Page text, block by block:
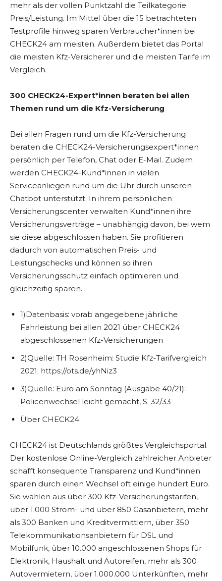
mehr als der vollen Punktzahl die Teilkategorie
Preis/Leistung. Im Mittel über die 15 betrachteten
Testprofile hinweg sparen Verbraucher*innen bei
CHECK24 am meisten. Außerdem bietet das Portal
die meisten Kfz-Versicherer und die meisten Tarife im
Vergleich.
300 CHECK24-Expert*innen beraten bei allen
Themen rund um die Kfz-Versicherung
Bei allen Fragen rund um die Kfz-Versicherung
beraten die CHECK24-Versicherungsexpert*innen
persönlich per Telefon, Chat oder E-Mail. Zudem
werden CHECK24-Kund*innen in vielen
Serviceanliegen rund um die Uhr durch unseren
Chatbot unterstützt. In ihrem persönlichen
Versicherungscenter verwalten Kund*innen ihre
Versicherungsverträge – unabhängig davon, bei wem
sie diese abgeschlossen haben. Sie profitieren
dadurch von automatischen Preis- und
Leistungschecks und können so ihren
Versicherungsschutz einfach optimieren und
gleichzeitig sparen.
1)Datenbasis: vorab angegebene jährliche
Fahrleistung bei allen 2021 über CHECK24
abgeschlossenen Kfz-Versicherungen
2)Quelle: TH Rosenheim: Studie Kfz-Tarifvergleich
2021; https://ots.de/yhNiz3
3)Quelle: Euro am Sonntag (Ausgabe 40/21):
Policenwechsel leicht gemacht, S. 32/33
Über CHECK24
CHECK24 ist Deutschlands größtes Vergleichsportal.
Der kostenlose Online-Vergleich zahlreicher Anbieter
schafft konsequente Transparenz und Kund*innen
sparen durch einen Wechsel oft einige hundert Euro.
Sie wählen aus über 300 Kfz-Versicherungstarifen,
über 1.000 Strom- und über 850 Gasanbietern, mehr
als 300 Banken und Kreditvermittlern, über 350
Telekommunikationsanbietern für DSL und
Mobilfunk, über 10.000 angeschlossenen Shops für
Elektronik, Haushalt und Autoreifen, mehr als 300
Autovermietern, über 1.000.000 Unterkünften, mehr